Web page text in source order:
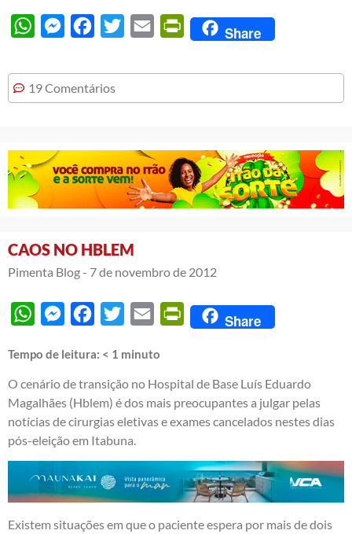
WhatsAppMessengerFacebook
Twitter Email PrintFriendly
Share
19 Comentários
CAOS NO HBLEM
Pimenta Blog - 7 de novembro de 2012
WhatsAppMessengerFacebook
Twitter Email PrintFriendly
Share
Tempo de leitura: < 1 minuto
O cenário de transição no Hospital de Base Luís Eduardo
Magalhães (Hblem) é dos mais preocupantes a julgar pelas
notícias de cirurgias eletivas e exames cancelados nestes dias
pós-eleição em Itabuna.
Existem situações em que o paciente espera por mais de dois